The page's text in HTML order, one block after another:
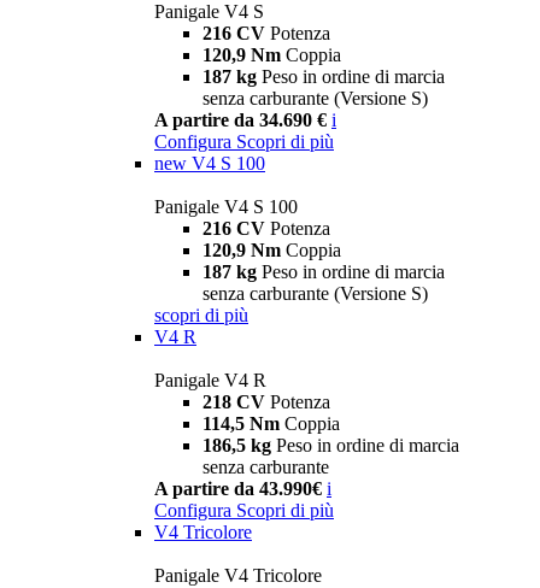
Panigale V4 S
216 CV Potenza
120,9 Nm Coppia
187 kg Peso in ordine di marcia
senza carburante (Versione S)
A partire da 34.690 € i
Configura Scopri di più
new V4 S 100
Panigale V4 S 100
216 CV Potenza
120,9 Nm Coppia
187 kg Peso in ordine di marcia
senza carburante (Versione S)
scopri di più
V4 R
Panigale V4 R
218 CV Potenza
114,5 Nm Coppia
186,5 kg Peso in ordine di marcia
senza carburante
A partire da 43.990€ i
Configura Scopri di più
V4 Tricolore
Panigale V4 Tricolore